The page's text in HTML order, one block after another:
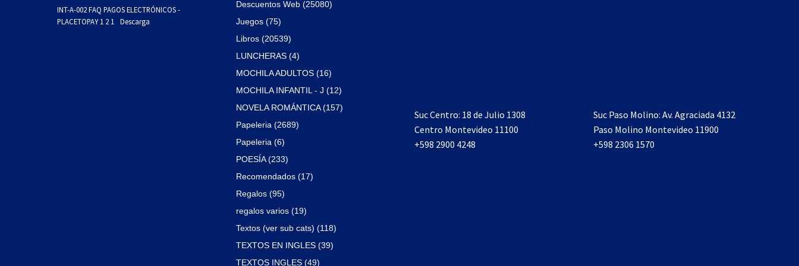
INT-A-002 FAQ PAGOS ELECTRÓNICOS -
PLACETOPAY 1 2 1
Descarga
Descuentos Web (25080)
Juegos (75)
Libros (20539)
LUNCHERAS (4)
MOCHILA ADULTOS (16)
MOCHILA INFANTIL - J (12)
NOVELA ROMÁNTICA (157)
Papeleria (2689)
Papeleria (6)
POESÍA (233)
Recomendados (17)
Regalos (95)
regalos varios (19)
Textos (ver sub cats) (118)
TEXTOS EN INGLES (39)
TEXTOS INGLES (49)
Suc Centro: 18 de Julio 1308
Centro Montevideo 11100
+598 2900 4248
Suc Paso Molino: Av. Agraciada 4132
Paso Molino Montevideo 11900
+598 2306 1570